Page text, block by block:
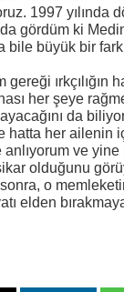
1997 yılında
gördüm ki
bile büyük
gereği ırkçılığın
her şeye
da
hatta her ailenin
ve
olduğunu
o
elden